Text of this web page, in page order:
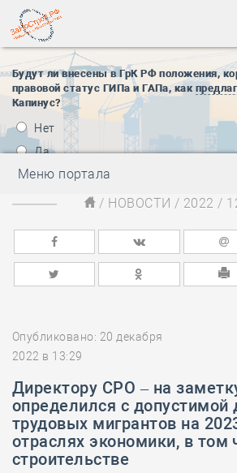
Будут ли внесены в ГрК РФ положения,
правовой статус ГИПа и ГАПа, как
Капинус?
Нет
Да
Меню портала
/ НОВОСТИ / 2022 /
Опубликовано: 20 декабря
2022 в 13:29
Директору СРО – на
определился с допустимой
трудовых мигрантов на
отраслях экономики, в том
строительстве